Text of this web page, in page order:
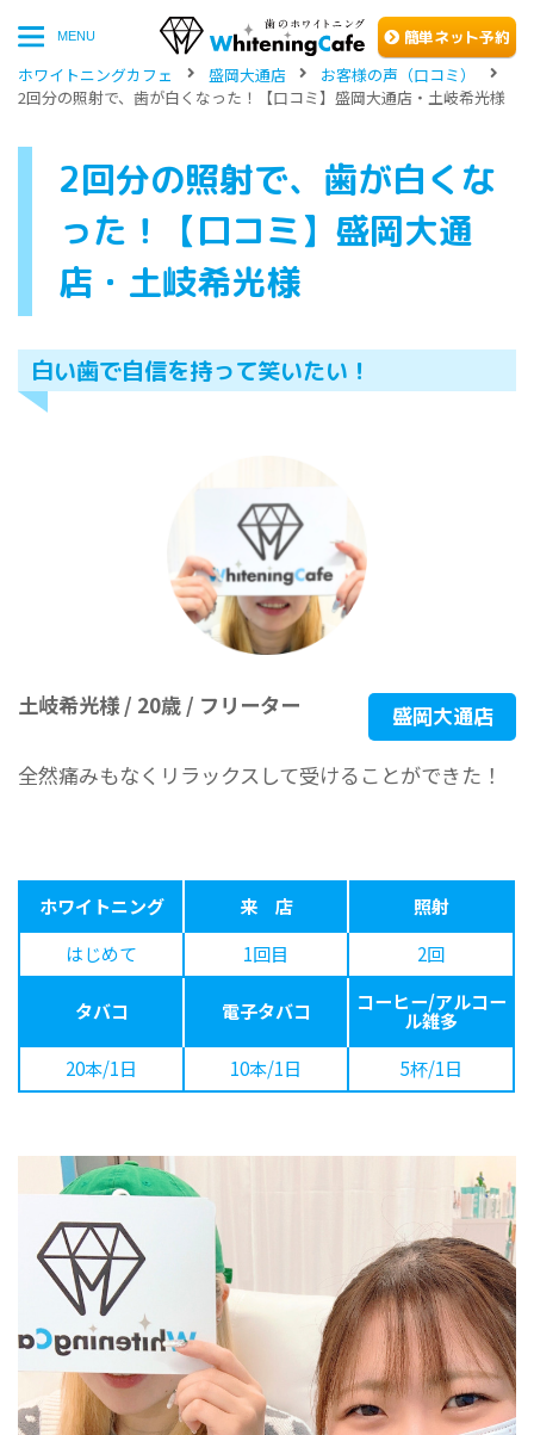
MENU 簡単ネッ ト予約
ホワイトニングカフェ 盛岡大通店
お客様の声（口コミ）
2回分の照射で、歯が白くなった！【口コミ】盛岡大通店・土岐希光様
2回分の照射で、歯が白くな
った！【口コミ】盛岡大通
店・土岐希光様
白い歯で自信を持って笑いたい！
土岐希光様 / 20歳 / フリーター 盛岡大通店
全然痛みもなくリラックスして受けることができた！
ホワイトニング 来 店
照射
はじめて
1回目 2回
タバコ 電子タバコ コーヒー/アルコー
ル雑多
20本/1日
10本/1日 5杯/1日